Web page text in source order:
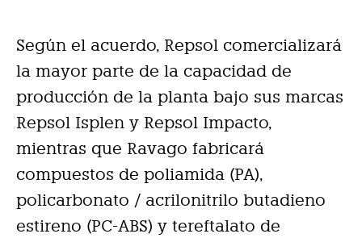
Según el acuerdo, Repsol comercializará
la mayor parte de la capacidad de
producción de la planta bajo sus marcas
Repsol Isplen y Repsol Impacto,
mientras que Ravago fabricará
compuestos de poliamida (PA),
policarbonato / acrilonitrilo butadieno
estireno (PC-ABS) y tereftalato de